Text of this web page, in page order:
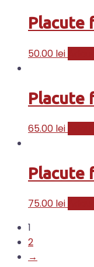
Placute
50.00 lei
Placute
65.00 lei
Placute
75.00 lei
1
2
→